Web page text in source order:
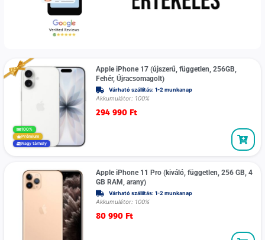
100%
Prémium
Nagy tárhely
Apple iPhone 17 (újszerű, független, 256GB,
Fehér, Újracsomagolt)
Várható szállítás: 1-2 munkanap
Akkumulátor: 100%
294 990 Ft
Apple iPhone 11 Pro (kiváló, független, 256 GB, 4
GB RAM, arany)
Várható szállítás: 1-2 munkanap
Akkumulátor: 100%
80 990 Ft